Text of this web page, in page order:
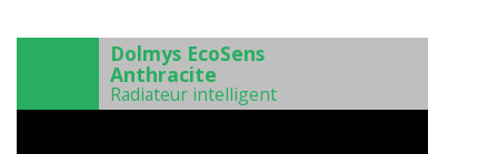
)
Dolmys EcoSens
Anthracite
Radiateur intelligent